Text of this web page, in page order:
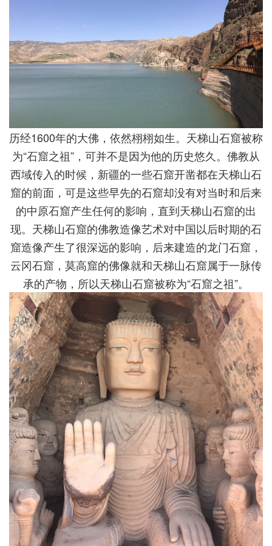
历经1600年的大佛，依然栩栩如生。天梯山石窟被称
为“石窟之祖”，可并不是因为他的历史悠久。佛教从
西域传入的时候，新疆的一些石窟开凿都在天梯山石
窟的前面，可是这些早先的石窟却没有对当时和后来
的中原石窟产生任何的影响，直到天梯山石窟的出
现。天梯山石窟的佛教造像艺术对中国以后时期的石
窟造像产生了很深远的影响，后来建造的龙门石窟，
云冈石窟，莫高窟的佛像就和天梯山石窟属于一脉传
承的产物，所以天梯山石窟被称为“石窟之祖”。